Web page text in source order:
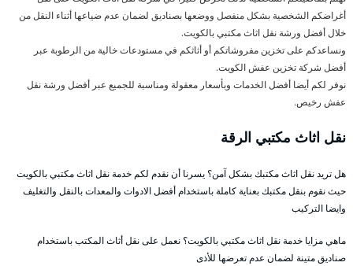
أغراضكم الشخصية بشكل منفصل ووضعها بصناديق لضمان عدم ضياعها أثناء النقل من
خلال أفضل ورشة نقل اثاث مكتبي بالكويت.
ونساعدكم على تخزين مفروشاتكم أو أثاثكم في مستودعات خالية من الرطوبة عبر
أفضل شركة تخزين عفش الكويت.
نوفر لكم أيضا أفضل الخدمات وبأسعار معقولة ومناسبة للجميع عبر أفضل ورشة نقل
عفش رخيص.
نقل اثاث مكتبي الرقة
هل تريد نقل اثاث مكتبك بشكل آمن؟ يسرنا أن نقدم لكم خدمة نقل اثاث مكتبي بالكويت
حيث نقوم بنقل مكتبك بعناية كاملة باستخدام أفضل الادوات والمعدات بالنقل والتغليف
وايضا التركيب
ماهي مزايا خدمة نقل اثاث مكتبي بالكويت؟ نعمل على نقل أثاث المكتب باستخدام
صناديق متينة لضمان عدم تعرضها للأذى